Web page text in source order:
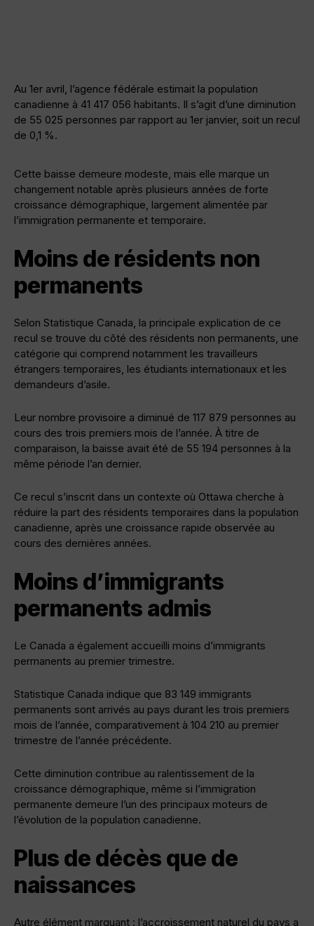
Au 1er avril, l’agence fédérale estimait la population
canadienne à 41 417 056 habitants. Il s’agit d’une diminution
de 55 025 personnes par rapport au 1er janvier, soit un recul
de 0,1 %.
Cette baisse demeure modeste, mais elle marque un
changement notable après plusieurs années de forte
croissance démographique, largement alimentée par
l’immigration permanente et temporaire.
Moins de résidents non
permanents
Selon Statistique Canada, la principale explication de ce
recul se trouve du côté des résidents non permanents, une
catégorie qui comprend notamment les travailleurs
étrangers temporaires, les étudiants internationaux et les
demandeurs d’asile.
Leur nombre provisoire a diminué de 117 879 personnes au
cours des trois premiers mois de l’année. À titre de
comparaison, la baisse avait été de 55 194 personnes à la
même période l’an dernier.
Ce recul s’inscrit dans un contexte où Ottawa cherche à
réduire la part des résidents temporaires dans la population
canadienne, après une croissance rapide observée au
cours des dernières années.
Moins d’immigrants
permanents admis
Le Canada a également accueilli moins d’immigrants
permanents au premier trimestre.
Statistique Canada indique que 83 149 immigrants
permanents sont arrivés au pays durant les trois premiers
mois de l’année, comparativement à 104 210 au premier
trimestre de l’année précédente.
Cette diminution contribue au ralentissement de la
croissance démographique, même si l’immigration
permanente demeure l’un des principaux moteurs de
l’évolution de la population canadienne.
Plus de décès que de
naissances
Autre élément marquant : l’accroissement naturel du pays a